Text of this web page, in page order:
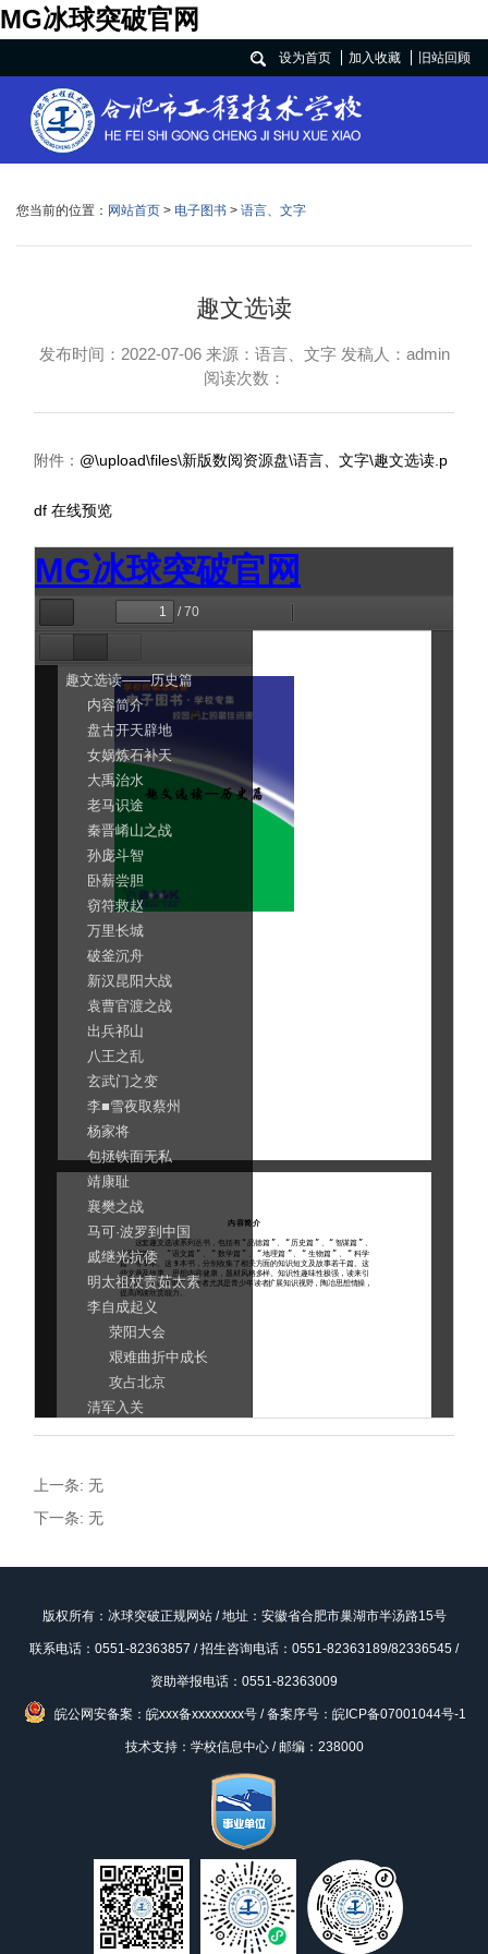
MG冰球突破官网
设为首页 加入收藏 旧站回顾
您当前的位置： 网站首页 > 电子图书 > 语言、文字
趣文选读
发布时间：2022-07-06 来源：语言、文字 发稿人：admin
阅读次数：
附件： @\upload\files\新版数阅资源盘\语言、文字\趣文选读.p
df 在线预览
上一条: 无
下一条: 无
版权所有：冰球突破正规网站 / 地址：安徽省合肥市巢湖市半汤路15号
联系电话：0551-82363857 / 招生咨询电话：0551-82363189/82336545 /
资助举报电话：0551-82363009
皖公网安备案：皖xxx备xxxxxxxx号/备案序号：皖ICP备07001044号-1
技术支持：学校信息中心 / 邮编：238000